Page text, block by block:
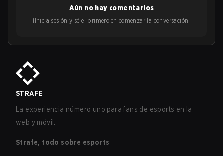
Aún no hay comentarios
¡Inicia sesión y sé el primero en comenzar la conversación!
STRAFE
La experiencia número uno para fans de esports en la
web y móvil.
Strafe, todo sobre esports